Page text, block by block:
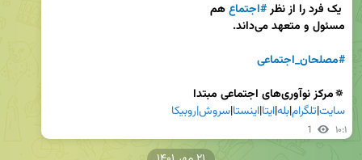
یک فرد را از نظر #اجتماع
#مصلحان_اجتماعی
🔅مرکز نوآوری‌های اجتماعی مبتدا
سایت|تلگرام|بله|ایتا|اینستا|سروش|روبیکا
1 ۱۰:۱